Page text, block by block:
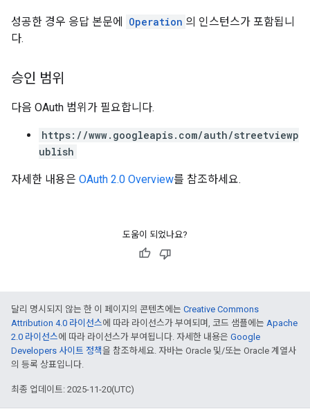
성공한 경우 응답 본문에 Operation 의 인스턴스가 포함됩니
다.
승인 범위
다음 OAuth 범위가 필요합니다.
https://www.googleapis.com/auth/streetviewp
ublish
자세한 내용은 OAuth 2.0 Overview를 참조하세요.
도움이 되었나요?
달리 명시되지 않는 한 이 페이지의 콘텐츠에는 Creative Commons
Attribution 4.0 라이선스에 따라 라이선스가 부여되며, 코드 샘플에는 Apache
2.0 라이선스에 따라 라이선스가 부여됩니다. 자세한 내용은 Google
Developers 사이트 정책을 참조하세요. 자바는 Oracle 및/또는 Oracle 계열사
의 등록 상표입니다.
최종 업데이트: 2025-11-20(UTC)